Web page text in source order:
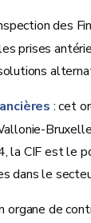
des
prises
: cet
CIF est le
dans le
organe de